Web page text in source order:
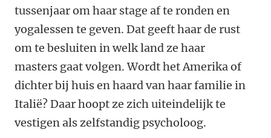
tussenjaar om haar stage af te ronden en
yogalessen te geven. Dat geeft haar de rust
om te besluiten in welk land ze haar
masters gaat volgen. Wordt het Amerika of
dichter bij huis en haard van haar familie in
Italië? Daar hoopt ze zich uiteindelijk te
vestigen als zelfstandig psycholoog.